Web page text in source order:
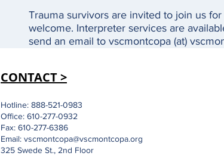
Trauma survivors are invited to join us
welcome. Interpreter services are
send an email to vscmontcopa (at)
CONTACT >
Hotline: 888-521-0983
Office: 610-277-0932
Fax: 610-277-6386
Email: vscmontcopa@vscmontcopa.org
325 Swede St., 2nd Floor